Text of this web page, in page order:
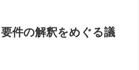
要件の解釈をめぐる議